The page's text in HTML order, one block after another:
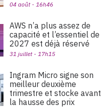
04 août - 16h46
AWS n’a plus assez de
capacité et l’essentiel de
2027 est déjà réservé
31 juillet - 17h15
Ingram Micro signe son
meilleur deuxième
trimestre et stocke avant
la hausse des prix